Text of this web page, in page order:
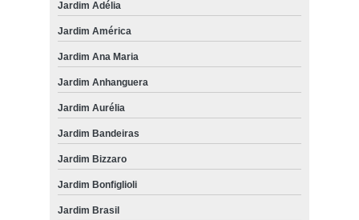
Jardim Adélia
Jardim América
Jardim Ana Maria
Jardim Anhanguera
Jardim Aurélia
Jardim Bandeiras
Jardim Bizzaro
Jardim Bonfiglioli
Jardim Brasil